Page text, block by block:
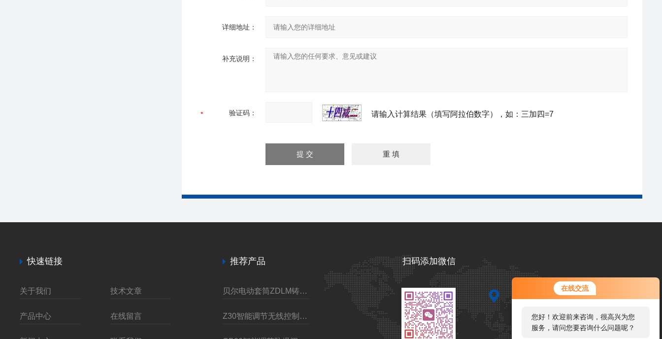
在线交流
您好！欢迎前来咨询，很高兴为您
服务，请问您要咨询什么问题呢？
您好，看您停留很久了，是否找到
了需求产品，您可以直接在线与我
详细地址：
补充说明：
验证码： 请输入计算结果（填写阿拉伯数字），如：三加四=7
快速链接
关于我们 技术文章
产品中心 在线留言
推荐产品
贝尔电动套筒ZDLM铸钢调节阀
Z30智能调节无线控制电动装置
扫码添加微信